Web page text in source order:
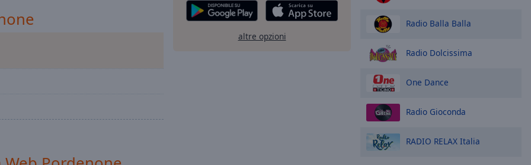
altre opzioni
Radio Balla Balla
Radio Dolcissima
One Dance
Radio Gioconda
RADIO RELAX Italia